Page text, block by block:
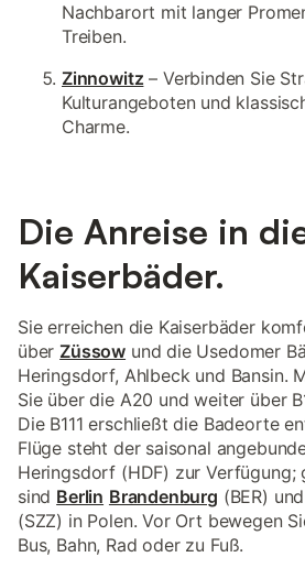
Nachbarort mit langer
Treiben.
Zinnowitz – Verbinden Sie
Kulturangeboten und
Charme.
Die Anreise in
Kaiserbäder.
Sie erreichen die Kaiserbäder
über Züssow und die Usedomer
Heringsdorf, Ahlbeck und Bansin.
Sie über die A20 und weiter über
Die B111 erschließt die Badeorte
Flüge steht der saisonal
Heringsdorf (HDF) zur Verfügung;
sind Berlin Brandenburg (BER)
(SZZ) in Polen. Vor Ort bewegen
Bus, Bahn, Rad oder zu Fuß.